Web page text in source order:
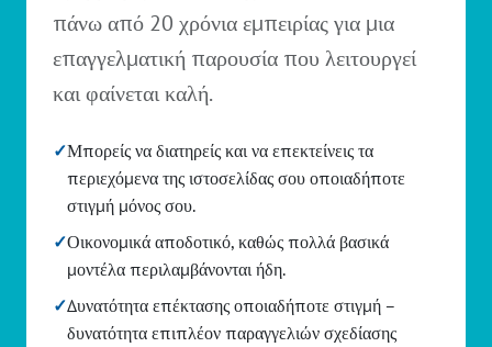
πάνω από 20 χρόνια εμπειρίας για μια
επαγγελματική παρουσία που λειτουργεί
και φαίνεται καλή.
✓Μπορείς να διατηρείς και να επεκτείνεις τα
περιεχόμενα της ιστοσελίδας σου οποιαδήποτε
στιγμή μόνος σου.
✓Οικονομικά αποδοτικό, καθώς πολλά βασικά
μοντέλα περιλαμβάνονται ήδη.
✓Δυνατότητα επέκτασης οποιαδήποτε στιγμή –
δυνατότητα επιπλέον παραγγελιών σχεδίασης